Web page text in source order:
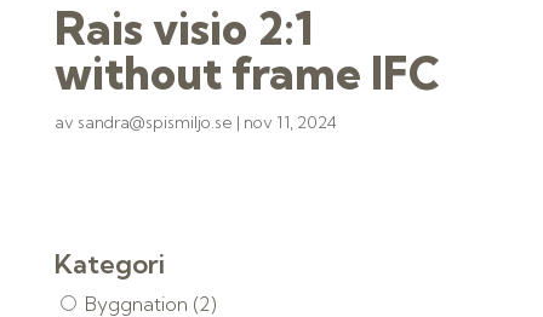
Rais visio 2:1
without frame IFC
av sandra@spismiljo.se | nov 11, 2024
Kategori
Byggnation (2)